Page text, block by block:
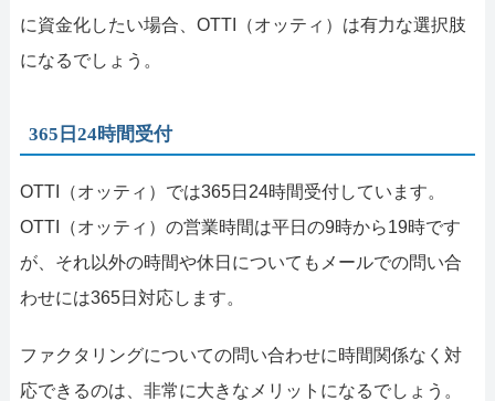
に資金化したい場合、OTTI（オッティ）は有力な選択肢
になるでしょう。
365日24時間受付
OTTI（オッティ）では365日24時間受付しています。
OTTI（オッティ）の営業時間は平日の9時から19時です
が、それ以外の時間や休日についてもメールでの問い合
わせには365日対応します。
ファクタリングについての問い合わせに時間関係なく対
応できるのは、非常に大きなメリットになるでしょう。